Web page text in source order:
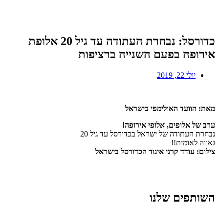
כדורסל: נבחרת העתודה עד גיל 20 אלופת
אירופה בפעם השנייה ברציפות
יולי 22, 2019
מאת: הוועד האולימפי בישראל
ערב של אלופים, אלופי אירופה!
נבחרת העתודה של ישראל בכדורסל עד גיל 20
גאווה לאומית!!
צילום: עודד קרני איגוד הכדורסל בישראל
השותפים שלנו